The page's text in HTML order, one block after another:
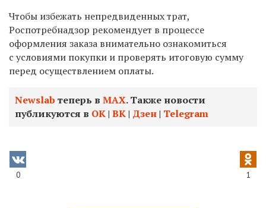
Чтобы избежать непредвиденных трат,
Роспотребнадзор рекомендует в процессе
оформления заказа внимательно ознакомиться
с условиями покупки и проверять итоговую сумму
перед осуществлением оплаты.
Newslab теперь в МАХ. Также новости
публикуются в ОК| ВК| Дзен| Telegram
0 1